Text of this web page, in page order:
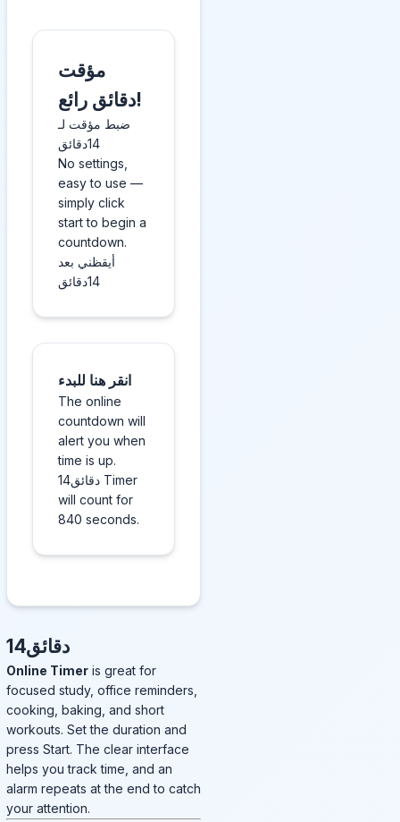
مؤقت
دقائق رائع!
ضبط مؤقت لـ
14دقائق
No settings,
easy to use —
simply click
start to begin a
countdown.
أيقظني بعد
14دقائق
انقر هنا للبدء
The online
countdown will
alert you when
time is up.
14دقائق Timer
will count for
840 seconds.
14دقائق
Online Timer is great for
focused study, office reminders,
cooking, baking, and short
workouts. Set the duration and
press Start. The clear interface
helps you track time, and an
alarm repeats at the end to catch
your attention.